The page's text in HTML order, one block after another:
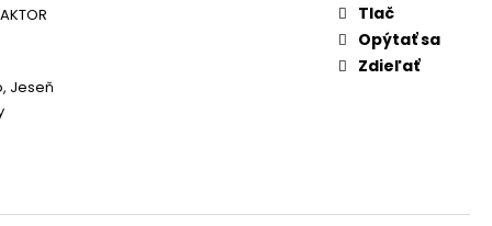
Jeseň
Tlač
Opýtať sa
Zdieľať